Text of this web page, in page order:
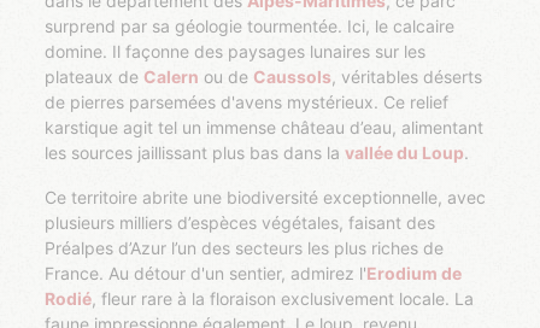
surprend par sa géologie tourmentée. Ici, le calcaire
domine. Il façonne des paysages lunaires sur les
plateaux de Calern ou de Caussols, véritables déserts
de pierres parsemées d'avens mystérieux. Ce relief
karstique agit tel un immense château d’eau, alimentant
les sources jaillissant plus bas dans lavallée du Loup.
Ce territoire abrite une biodiversité exceptionnelle, avec
plusieurs milliers d’espèces végétales, faisant des
Préalpes d’Azur l’un des secteurs les plus riches de
France. Au détour d'un sentier, admirez l'Erodium de
Rodié, fleur rare à la floraison exclusivement locale. La
faune impressionne également. Le loup, revenu